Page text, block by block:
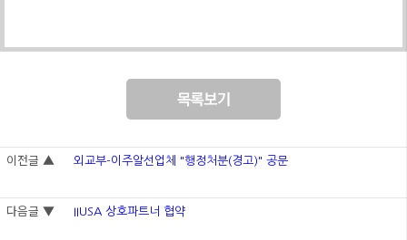
이전글 ▲ 외교부-이주알선업체 "행정처분(경고)" 공문
다음글 ▼ IIUSA 상호파트너 협약